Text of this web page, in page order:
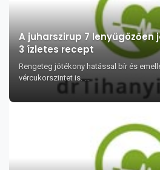
A juharszirup 7
3 ízletes recept
Rengeteg jótékony hatással bír és
vércukorszintet is. ...